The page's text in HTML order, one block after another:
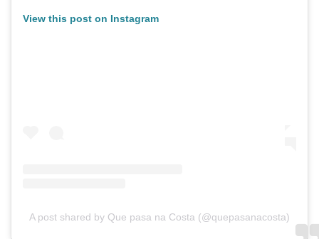
View this post on Instagram
A post shared by Que pasa na Costa (@quepasanacosta)